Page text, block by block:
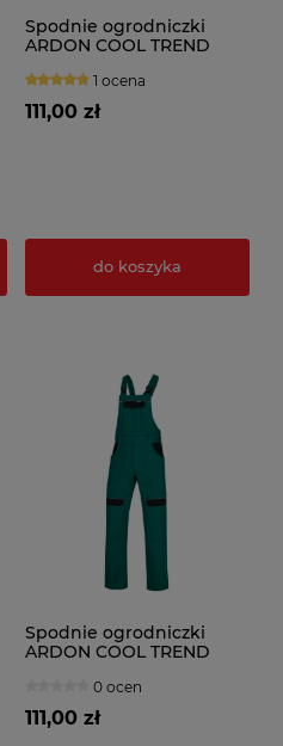
Spodnie ogrodniczki
ARDON COOL TREND
1 ocena
111,00 zł
do koszyka
Spodnie ogrodniczki
ARDON COOL TREND
0 ocen
111,00 zł